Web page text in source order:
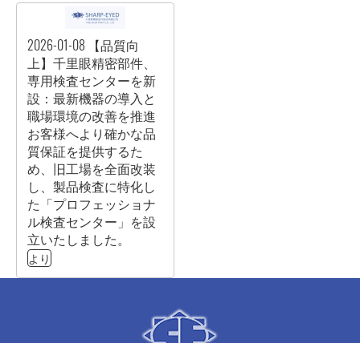
2026-01-08 【品質向
上】千里眼精密部件、
専用検査センターを新
設：最新機器の導入と
職場環境の改善を推進
お客様へより確かな品
質保証を提供するた
め、旧工場を全面改装
し、製品検査に特化し
た「プロフェッショナ
ル検査センター」を設
立いたしました。
より